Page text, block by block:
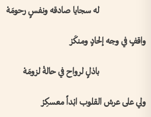
له سجايا صادقه ونفسٍ رحومَهْ
واقفٍ في وجه إلحادٍ ومنكَرْ
باذلٍ لرواح في حالةْ لزومَهْ
ولي على عرش القلوب ابْداً معسكِرْ